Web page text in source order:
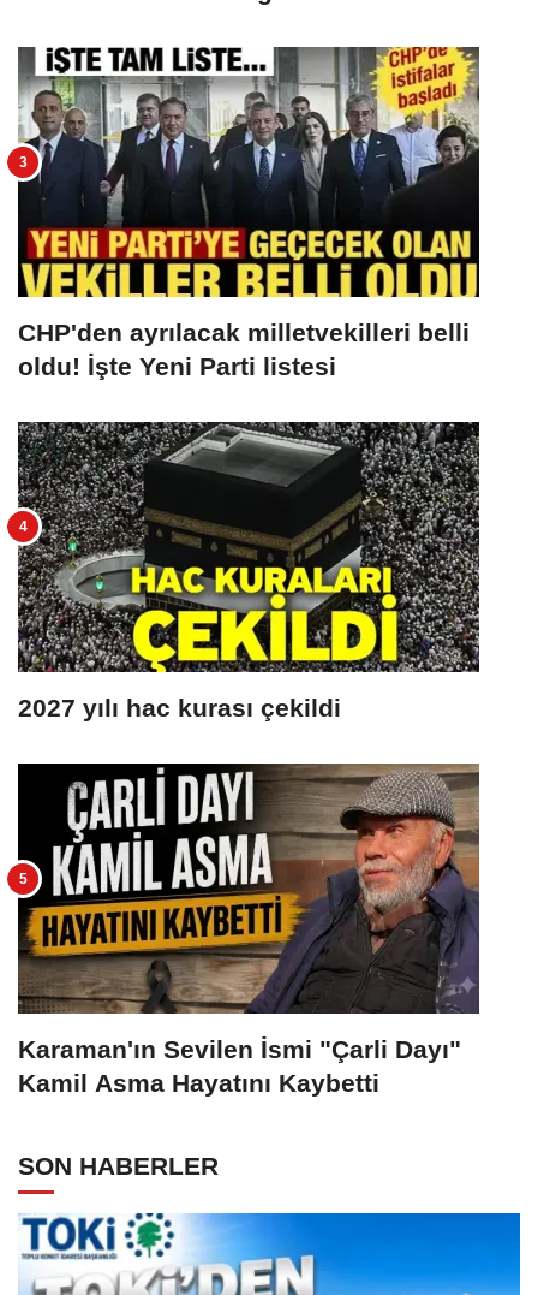
CHP'den ayrılacak milletvekilleri belli
oldu! İşte Yeni Parti listesi
2027 yılı hac kurası çekildi
Karaman'ın Sevilen İsmi "Çarli Dayı"
Kamil Asma Hayatını Kaybetti
SON HABERLER